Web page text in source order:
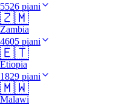
5526 piani
🇿🇲
Zambia
4605 piani
🇪🇹
Etiopia
1829 piani
🇲🇼
Malawi